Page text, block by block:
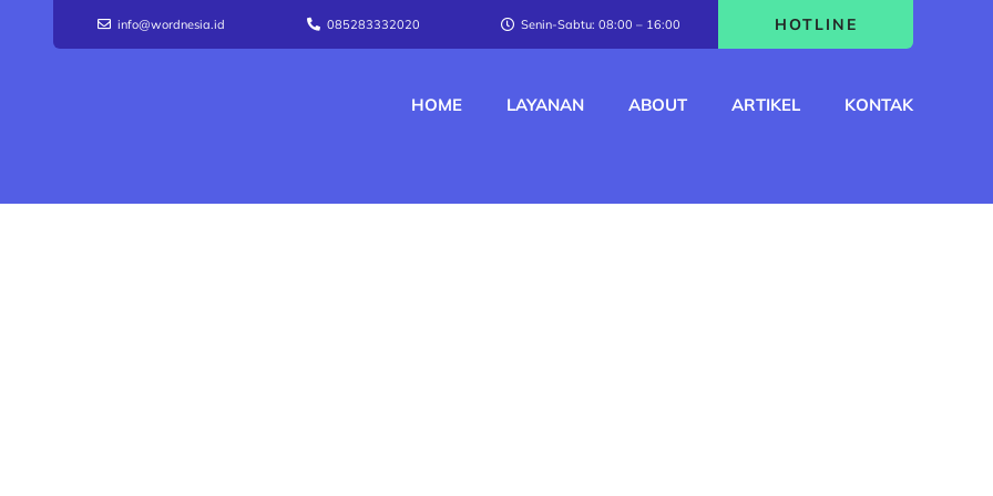
info@wordnesia.id 085283332020 Senin-Sabtu: 08:00 – 16:00 HOTLINE
HOME LAYANAN ABOUT ARTIKEL KONTAK